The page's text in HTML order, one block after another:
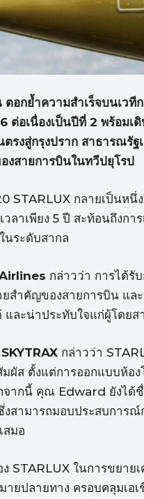
กย้ำความสำเร็จบนเวที
ต่อเนื่องเป็นปีที่ 2 พร้อมเ
รงสู่กรุงปราก สาธารณรั
งสายการบินในทวีปยุโรป
STARLUX กลายเป็นหนึ่
าเพียง 5 ปี สะท้อนถึงกา
นระดับสากล
กล่าวว่า การได้รั
สำคัญของสายการบิน แล
ละน่าประทับใจแก่ผู้โดยส
กล่าวว่า
ส ตั้งแต่การออกแบบห้อง
จากนี้ คุณ Edward ยังได้
สามารถมอบประสบการณ์
สมอ
STARLUX ในการขยาย
ยปลายทาง ครอบคลุมเอเ